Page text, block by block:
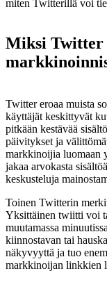
miten Twitterillä voi
Miksi
Twitter eroaa muista
käyttäjät keskittyvät
pitkään kestävää
päivitykset ja
markkinoijia luomaan
jakaa arvokasta
keskusteluja
Toinen Twitterin
Yksittäinen twiitti voi
muutamassa
kiinnostavan tai
näkyvyyttä ja tuo
markkinoijan linkkien